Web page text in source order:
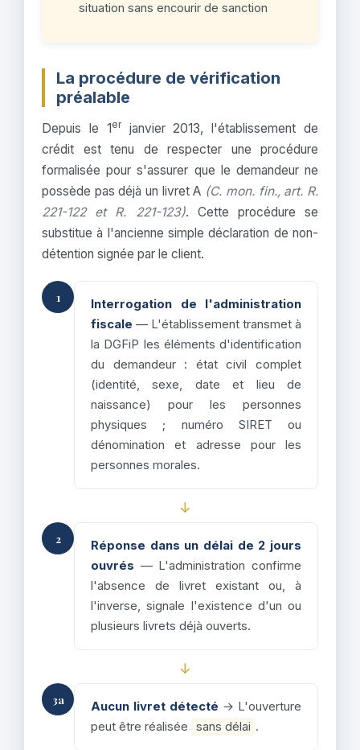
situation sans encourir de sanction
La procédure de vérification
préalable
Depuis le 1 er
janvier 2013, l'établissement de
crédit est tenu de respecter une procédure
formalisée pour s'assurer que le demandeur ne
possède pas déjà un livret A (C. mon. fin., art. R.
221-122 et R. 221-123). Cette procédure se
substitue à l'ancienne simple déclaration de non-
détention signée par le client.
1
Interrogation de l'administration
fiscale — L'établissement transmet à
la DGFiP les éléments d'identification
du demandeur : état civil complet
(identité, sexe, date et lieu de
naissance) pour les personnes
physiques ; numéro SIRET ou
dénomination et adresse pour les
personnes morales.
↓
2
Réponse dans un délai de 2 jours
ouvrés — L'administration confirme
l'absence de livret existant ou, à
l'inverse, signale l'existence d'un ou
plusieurs livrets déjà ouverts.
↓
3a
Aucun livret détecté → L'ouverture
peut être réalisée
sans délai .